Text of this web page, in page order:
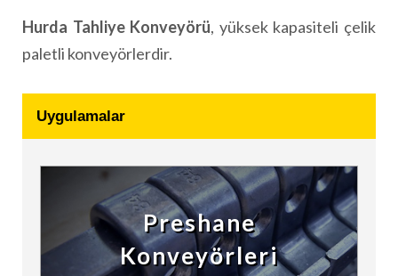
Hurda Tahliye Konveyörü, yüksek kapasiteli çelik
paletli konveyörlerdir.
Uygulamalar
Preshane
Konveyörleri